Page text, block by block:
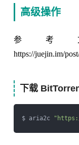
高级操作
参考
https://juejin.im/
下载
$ aria2c